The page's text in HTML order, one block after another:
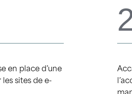
en place d’une
sites de e-